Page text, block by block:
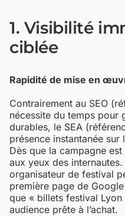
1. Visibilité
ciblée
Rapidité de mise en
Contrairement au SEO
nécessite du temps pour
durables, le SEA
présence instantanée
Dès que la campagne
aux yeux des
organisateur de festival
première page de
que « billets festival
audience prête à l’achat.